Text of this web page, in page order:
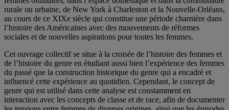
rurale ou urbaine, de New York à Charleston et la Nouvelle-Orléans,
au cours de ce XIXe siècle qui constitue une période charnière dans
l’histoire des Américaines avec des mouvements de réformes
sociales et de nouvelles aspirations pour toutes les femmes.
Cet ouvrage collectif se situe à la croisée de l’histoire des femmes et
de l’histoire du genre en étudiant aussi bien l’expérience des femmes
du passé que la construction historique du genre qui a encadré et
influencé cette expérience au quotidien. Cependant, le concept de
genre qui est utilisé dans cette analyse est constamment en
interaction avec les concepts de classe et de race, afin de documenter